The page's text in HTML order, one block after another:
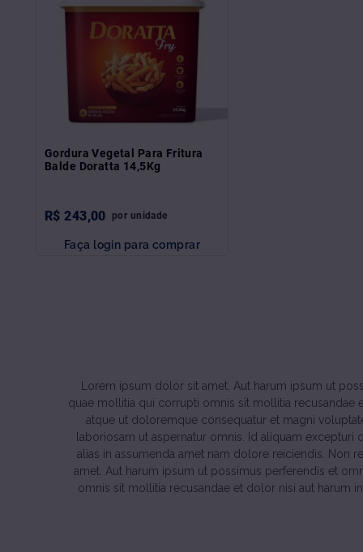
Gordura Vegetal Para Fritura
Balde Doratta 14,5Kg
R$ 243,00 por unidade
Faça login para comprar
Lorem ipsum dolor sit amet. Aut harum ipsum ut
quae mollitia qui corrupti omnis sit mollitia recusandae
atque ut doloremque consequatur et magni
laboriosam ut aspernatur omnis. Id aliquam
alias in assumenda amet nam dolore reiciendis.
amet. Aut harum ipsum ut possimus perferendis et
omnis sit mollitia recusandae et dolor nisi aut harum